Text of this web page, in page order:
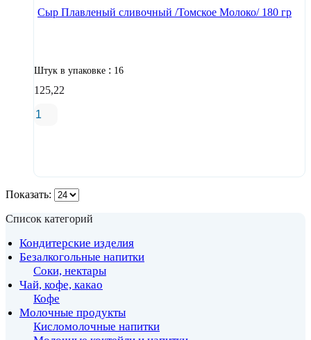
Сыр Плавленый сливочный /Томское Молоко/ 180 гр
Штук в упаковке : 16
125,22
Показать:
Список категорий
Кондитерские изделия
Безалкогольные напитки
Соки, нектары
Чай, кофе, какао
Кофе
Молочные продукты
Кисломолочные напитки